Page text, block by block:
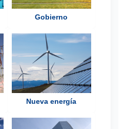
Gobierno
Nueva energía